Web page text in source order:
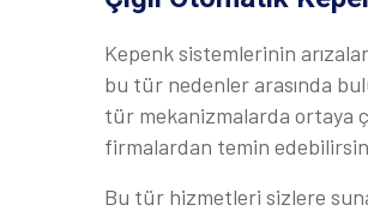
Kepenk sistemlerinin
bu tür nedenler arasında
tür mekanizmalarda ortaya
firmalardan temin
Bu tür hizmetleri sizlere